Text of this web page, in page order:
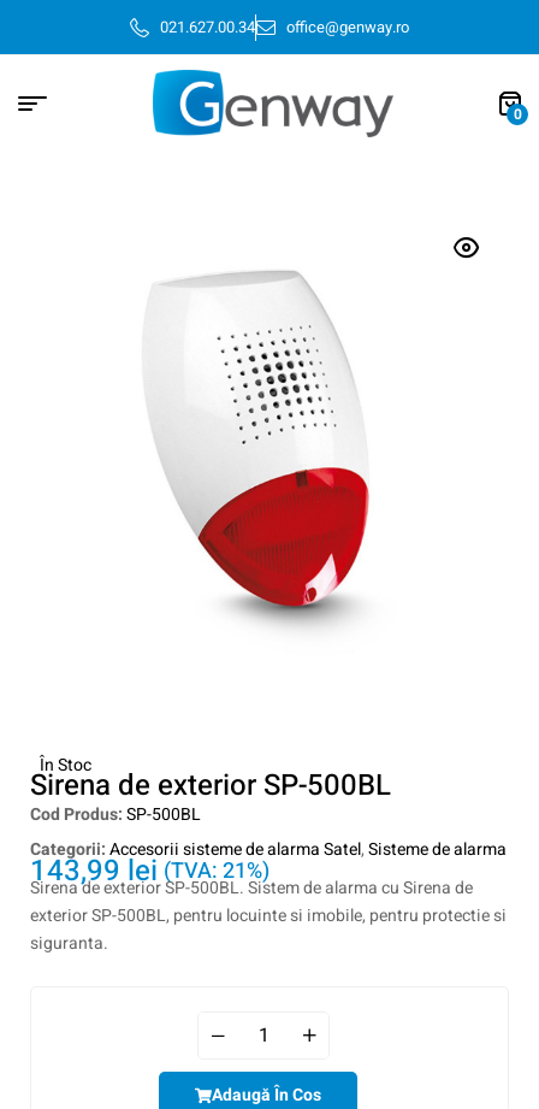
021.627.00.34 office@genway.ro
0
În Stoc
Sirena de exterior SP-500BL
Cod Produs:SP-500BL
Categorii:Accesorii sisteme de alarma Satel,Sisteme de alarma
143,99lei (TVA: 21%)
Sirena de exterior SP-500BL. Sistem de alarma cu Sirena de
exterior SP-500BL, pentru locuinte si imobile, pentru protectie si
siguranta.
Adaugă În Cos